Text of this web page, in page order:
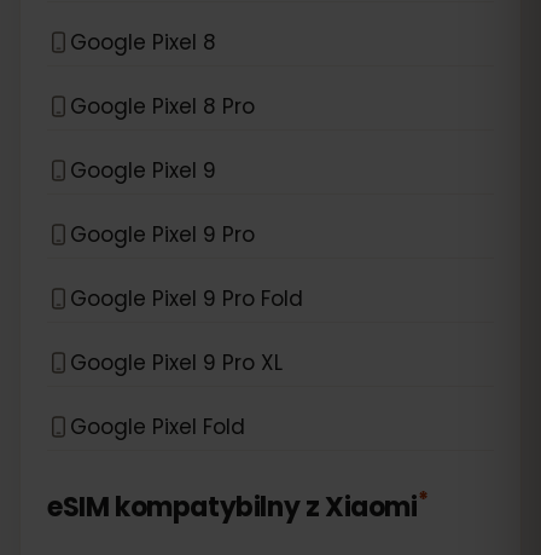
Google Pixel 8
Google Pixel 8 Pro
Google Pixel 9
Google Pixel 9 Pro
Google Pixel 9 Pro Fold
Google Pixel 9 Pro XL
Google Pixel Fold
eSIM kompatybilny zXiaomi*